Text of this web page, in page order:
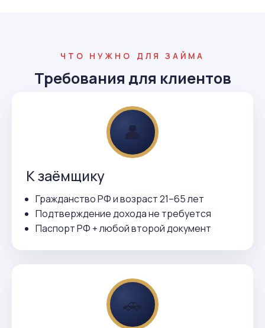
ЧТО НУЖНО ДЛЯ ЗАЙМА
Требования для клиентов
👤
К заёмщику
Гражданство РФ и возраст 21–65 лет
Подтверждение дохода не требуется
Паспорт РФ + любой второй документ
🚗